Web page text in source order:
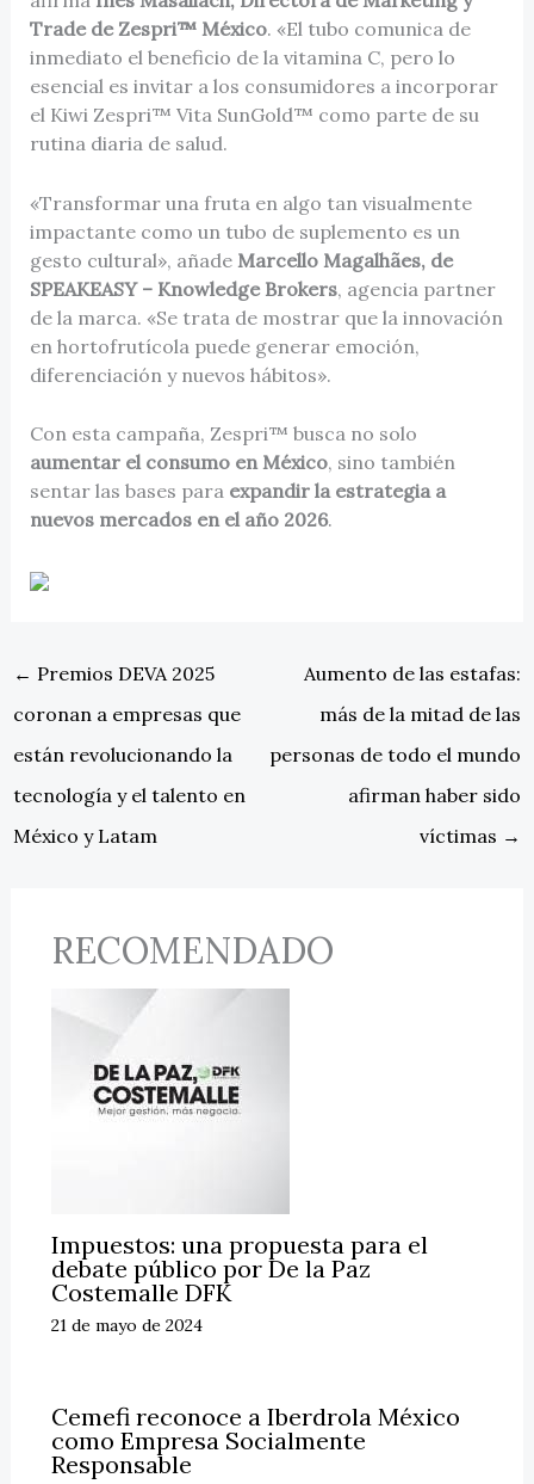
Trade de Zespri™ México. «El tubo comunica de
inmediato el beneficio de la vitamina C, pero lo
esencial es invitar a los consumidores a incorporar
el Kiwi Zespri™ Vita SunGold™ como parte de su
rutina diaria de salud.
«Transformar una fruta en algo tan visualmente
impactante como un tubo de suplemento es un
gesto cultural», añade Marcello Magalhães, de
SPEAKEASY – Knowledge Brokers, agencia partner
de la marca. «Se trata de mostrar que la innovación
en hortofrutícola puede generar emoción,
diferenciación y nuevos hábitos».
Con esta campaña, Zespri™ busca no solo
aumentar el consumo en México, sino también
sentar las bases para expandir la estrategia a
nuevos mercados en el año 2026.
← Premios DEVA 2025
coronan a empresas que
están revolucionando la
tecnología y el talento en
México y Latam
Aumento de las estafas:
más de la mitad de las
personas de todo el mundo
afirman haber sido
víctimas →
RECOMENDADO
Impuestos: una propuesta para el
debate público por De la Paz
Costemalle DFK
21 de mayo de 2024
Cemefi reconoce a Iberdrola México
como Empresa Socialmente
Responsable